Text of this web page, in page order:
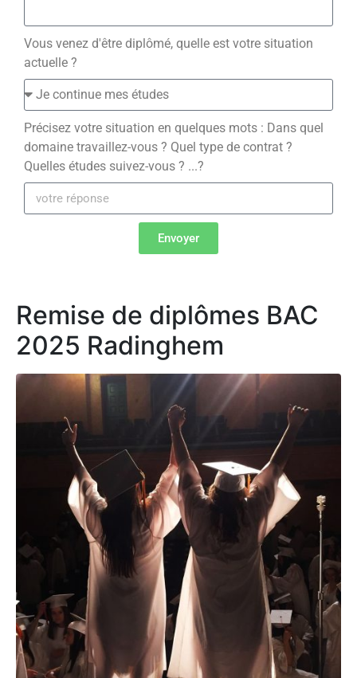
Vous venez d'être diplômé, quelle est votre situation
actuelle ?
Précisez votre situation en quelques mots : Dans quel
domaine travaillez-vous ? Quel type de contrat ?
Quelles études suivez-vous ? ...?
Envoyer
Remise de diplômes BAC
2025 Radinghem